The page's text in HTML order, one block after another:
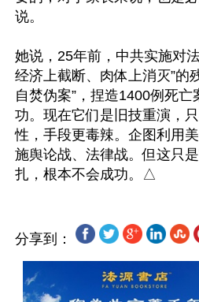
说。
她说，25年前，中共实施对
经济上截断、肉体上消灭”的
自焚伪案”，捏造1400例死
功。现在它们是旧技重演，
性，手段更毒辣。企图利用
施舆论战、法律战。但这只
分享到：